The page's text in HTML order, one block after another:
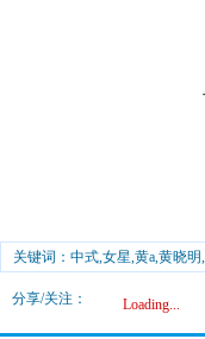
关键词：中式,女星,黄a,黄晓明
分享/关注： Loading...